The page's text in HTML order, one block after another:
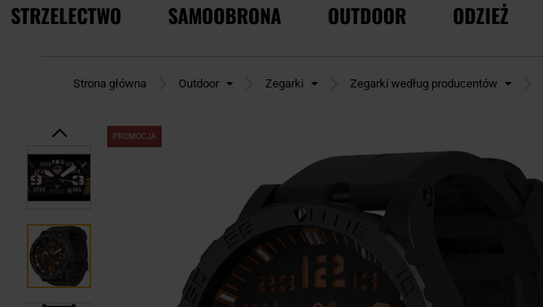
STRZELECTWO SAMOOBRONA OUTDOOR ODZIEŻ
Strona główna Outdoor Zegarki Zegarki według producentów
PROMOCJA